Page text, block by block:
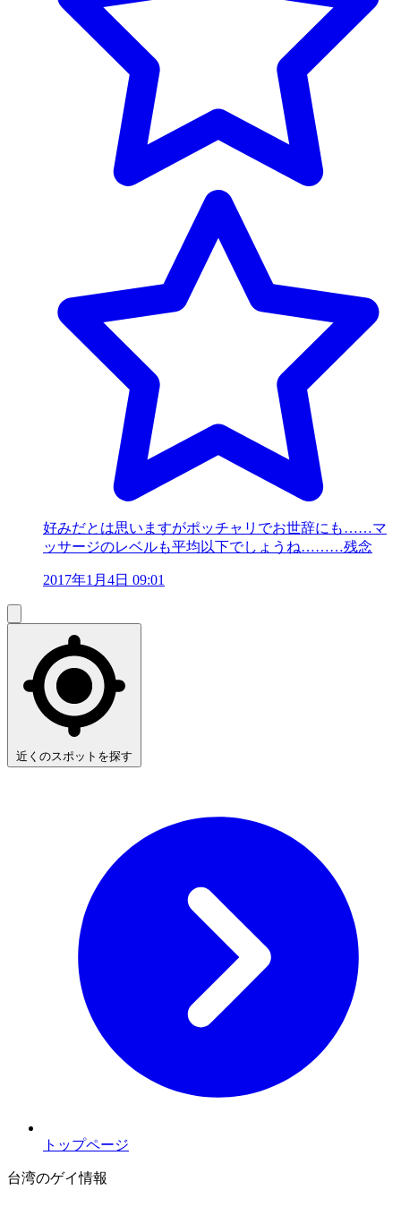
好みだとは思いますがポッチャリでお世辞にも……マ
ッサージのレベルも平均以下でしょうね………残念
2017年1月4日 09:01
近くのスポットを探す
トップページ
台湾のゲイ情報